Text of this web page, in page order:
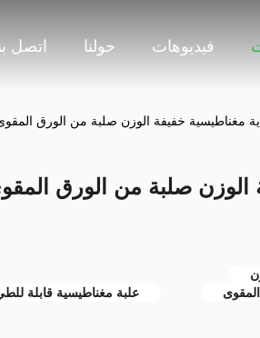
فيديوهات حولنا اتصل
مغناطيسية خفيفة الوزن صلبة من الورق
الوزن صلبة من الورق
علبة مغناطيسية قابلة